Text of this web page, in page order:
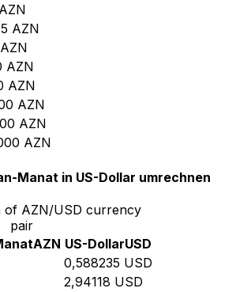
AZN
AZN
AZN
AZN
AZN
AZN
AZN
AZN
Manat in US-Dollar umrechnen
of AZN/USD currency
pair
AZN US-DollarUSD
0,588235 USD
2,94118 USD